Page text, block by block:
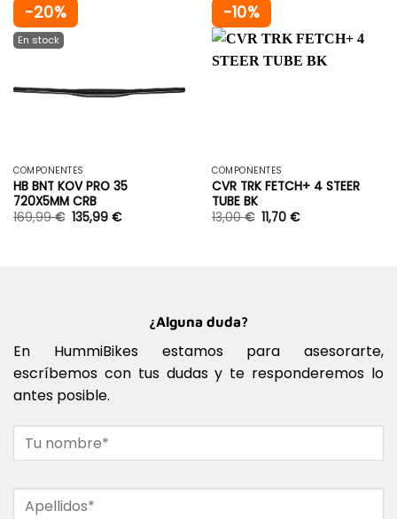
-20%
COMPONENTES
HB BNT KOV PRO 35
720X5MM CRB
169,99€ 135,99€
-10%
COMPONENTES
CVR TRK FETCH+ 4 STEER
TUBE BK
13,00€ 11,70€
¿Alguna duda?
En HummiBikes estamos para asesorarte,
escríbemos con tus dudas y te responderemos lo
antes posible.